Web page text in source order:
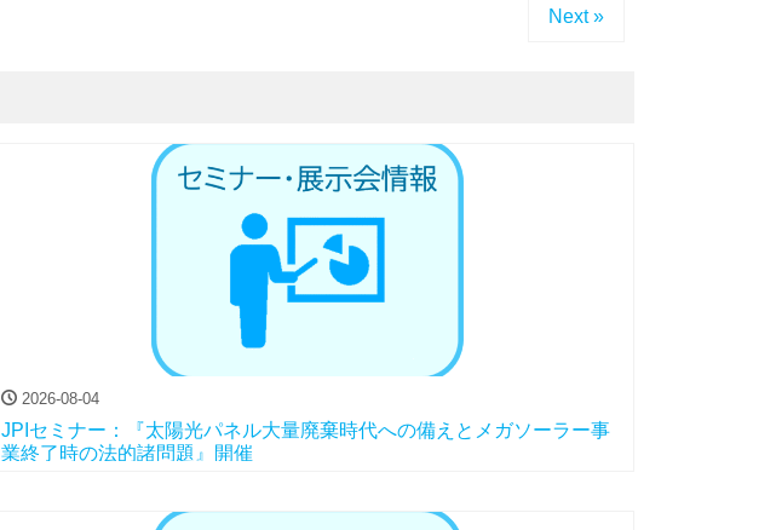
Next »
2026-08-04
JPIセミナー：『太陽光パネル大量廃棄時代への備えとメガソーラー事
業終了時の法的諸問題』開催